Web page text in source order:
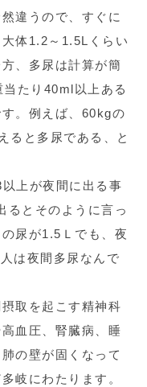
違うので、すぐに
体1.2～1.5Lくらい
、多尿は計算が簡
たり40ml以上ある
。例えば、60kgの
ると多尿である、と
上が夜間に出る事
るとそのように言っ
尿が1.5Ｌでも、夜
は夜間多尿なんで
取を起こす精神科
血圧、腎臓病、睡
の壁が固くなって
岐にわたります。